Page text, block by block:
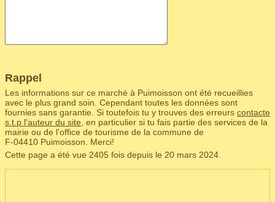
Rappel
Les informations sur ce marché à Puimoisson ont été recueillies
avec le plus grand soin. Cependant toutes les données sont
fournies sans garantie. Si toutefois tu y trouves des erreurs contacte
s.t.p l'auteur du site , en particulier si tu fais partie des services de la
mairie ou de l'office de tourisme de la commune de
F‑04410 Puimoisson. Merci!
Cette page a été vue 2405 fois depuis le 20 mars 2024.